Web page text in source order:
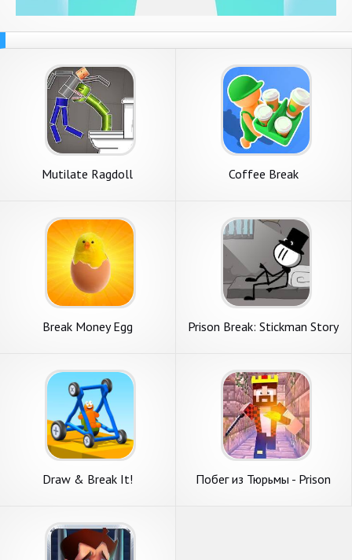
Mutilate Ragdoll Coffee Break
Break Money Egg Prison Break: Stickman Story
Draw & Break It!
Побег из Тюрьмы - Prison